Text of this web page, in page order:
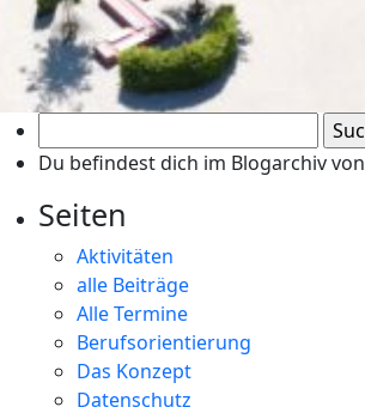
nach:
Du befindest dich im Blogarchiv von
Seiten
Aktivitäten
alle Beiträge
Alle Termine
Berufsorientierung
Das Konzept
Datenschutz